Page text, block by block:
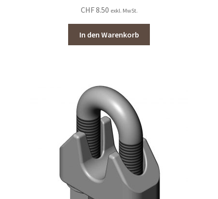
CHF8.50 exkl. MwSt.
In den Warenkorb